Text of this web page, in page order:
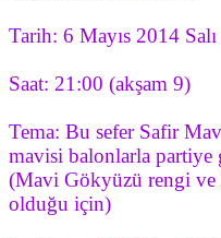
Tarih: 6 Mayıs 2014
Saat: 21:00 (akşam 9)
Tema: Bu sefer Safir
mavisi balonlarla partiye
(Mavi Gökyüzü rengi ve
olduğu için)